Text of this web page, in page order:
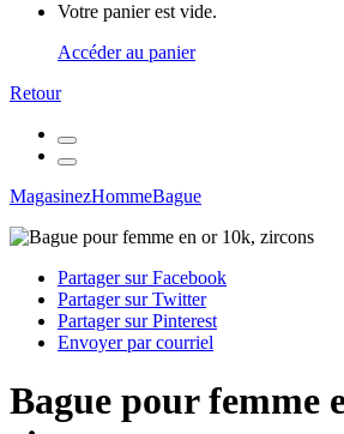
Votre panier est vide.
Accéder au panier
Retour
MagasinezHommeBague
Partager sur Facebook
Partager sur Twitter
Partager sur Pinterest
Envoyer par courriel
Bague pour femme